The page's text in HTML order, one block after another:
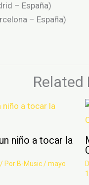
– España)
– España)
Related
niño a tocar la
/ Por B-Music/mayo